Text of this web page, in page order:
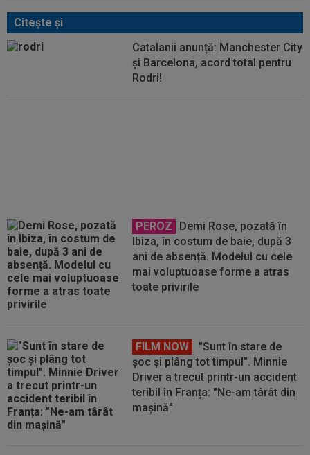
Citeşte şi
Catalanii anunță: Manchester City
și Barcelona, acord total pentru
Rodri!
PEROZ
Demi Rose, pozată în
Ibiza, în costum de baie, după 3
ani de absență. Modelul cu cele
mai voluptuoase forme a atras
toate privirile
FILM NOW
"Sunt în stare de
șoc și plâng tot timpul". Minnie
Driver a trecut printr-un accident
teribil în Franța: "Ne-am târât din
mașină"